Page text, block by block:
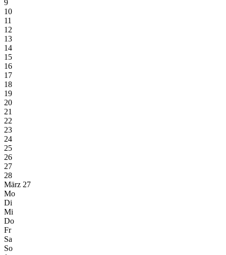
9
10
11
12
13
14
15
16
17
18
19
20
21
22
23
24
25
26
27
28
März 27
Mo
Di
Mi
Do
Fr
Sa
So